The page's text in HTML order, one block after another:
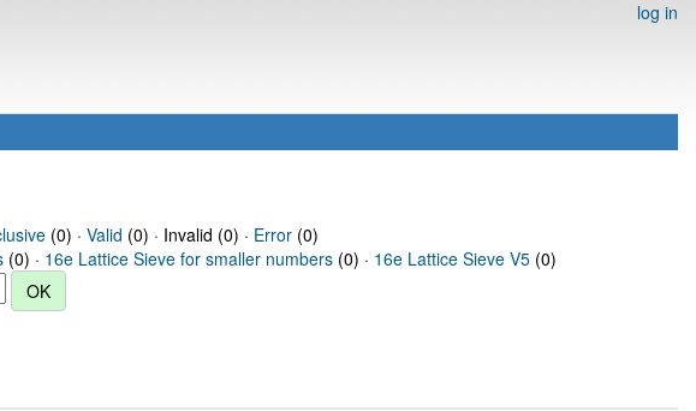
log in
(0) · Valid (0) · Invalid (0) · Error(0)
(0) · 16e Lattice Sieve for smaller numbers (0) · 16e Lattice Sieve V5 (0)